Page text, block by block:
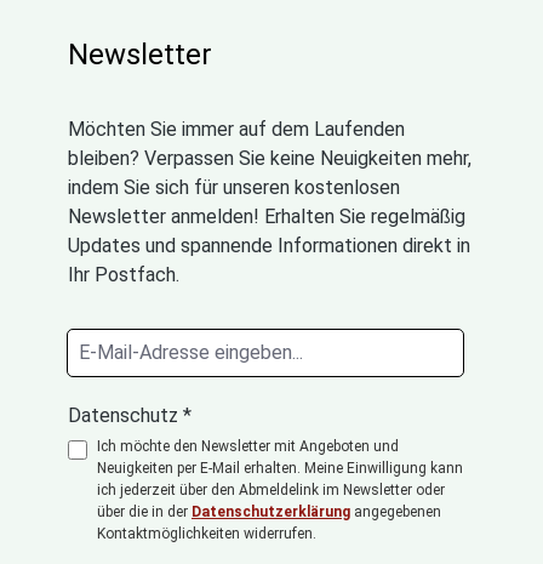
Newsletter
Möchten Sie immer auf dem Laufenden
bleiben? Verpassen Sie keine Neuigkeiten mehr,
indem Sie sich für unseren kostenlosen
Newsletter anmelden! Erhalten Sie regelmäßig
Updates und spannende Informationen direkt in
Ihr Postfach.
Datenschutz *
Ich möchte den Newsletter mit Angeboten und
Neuigkeiten per E-Mail erhalten. Meine Einwilligung kann
ich jederzeit über den Abmeldelink im Newsletter oder
über die in der Datenschutzerklärung angegebenen
Kontaktmöglichkeiten widerrufen.